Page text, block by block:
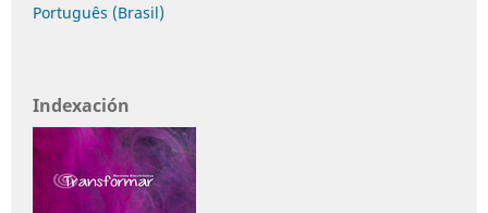
Português (Brasil)
Indexación